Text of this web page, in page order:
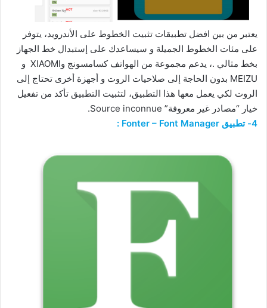
يعتبر من بين افضل تطبيقات تثبيت الخطوط على الأندرويد، يتوفر
على مئات الخطوط الجميلة و سيساعدك على إستبدال خط الجهاز
بخط مثالي .، يدعم مجموعة من الهواتف كسامسونج وXIAOMI و
MEIZU بدون الحاجة إلى صلاحيات الروت و أجهزة أخرى تحتاج إلى
الروت لكي يعمل معها هذا التطبيق، لتثبيت التطبيق تأكد من تفعيل
خيار “مصادر غير معروفة” Source inconnue.
4- تطبيق Fonter – Font Manager :